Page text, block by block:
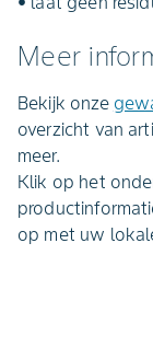
Meer
Bekijk onze
overzicht van
meer.
Klik op het
op met uw